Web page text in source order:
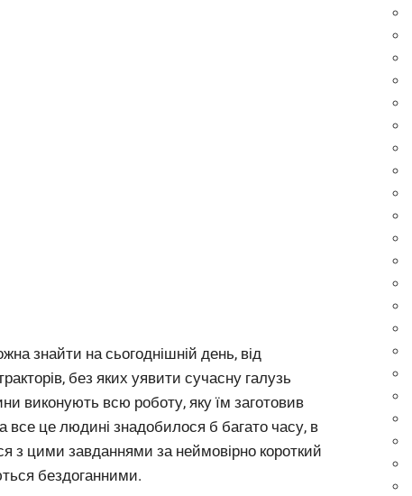
знайти на сьогоднішній день, від
без яких уявити сучасну галузь
виконують всю роботу, яку їм заготовив
все це людині знадобилося б багато часу, в
з цими завданнями за неймовірно короткий
бездоганними.